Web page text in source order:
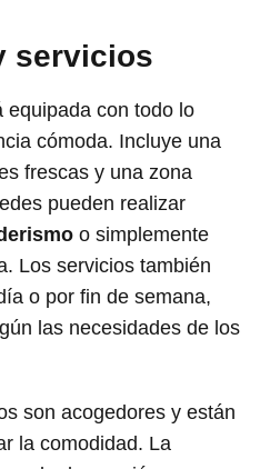
servicios
equipada con todo lo
cómoda. Incluye una
frescas y una zona
pueden realizar
o simplemente
Los servicios también
o por fin de semana,
las necesidades de los
son acogedores y están
la comodidad. La